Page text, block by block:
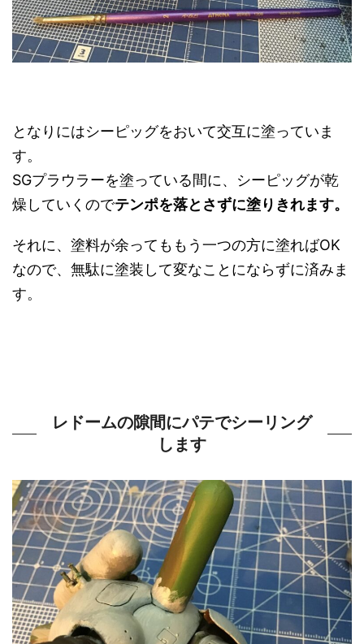
となりにはシーピッグをおいて交互に塗っていま
す。
SGプラウラーを塗っている間に、シーピッグが乾
燥していくのでテンポを落とさずに塗りきれます。
それに、塗料が余ってももう一つの方に塗ればOK
なので、無駄に塗装して変なことにならずに済みま
す。
レドームの隙間にパテでシーリング
します